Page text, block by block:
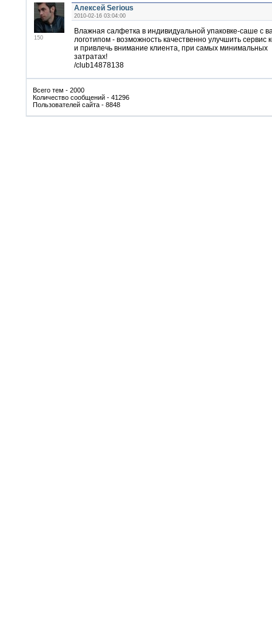
150
Алексей Serious
2010-02-16 03:04:00
Влажная салфетка в индивидуальной упаковке-саше с
логотипом - возможность качественно улучшить сервис
и привлечь внимание клиента, при самых минимальных
затратах!
/club14878138
Всего тем - 2000
Количество сообщений - 41296
Пользователей сайта - 8848